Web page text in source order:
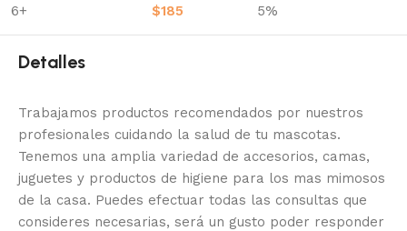
6+ $185 5%
Detalles
Trabajamos productos recomendados por nuestros
profesionales cuidando la salud de tu mascotas.
Tenemos una amplia variedad de accesorios, camas,
juguetes y productos de higiene para los mas mimosos
de la casa. Puedes efectuar todas las consultas que
consideres necesarias, será un gusto poder responder